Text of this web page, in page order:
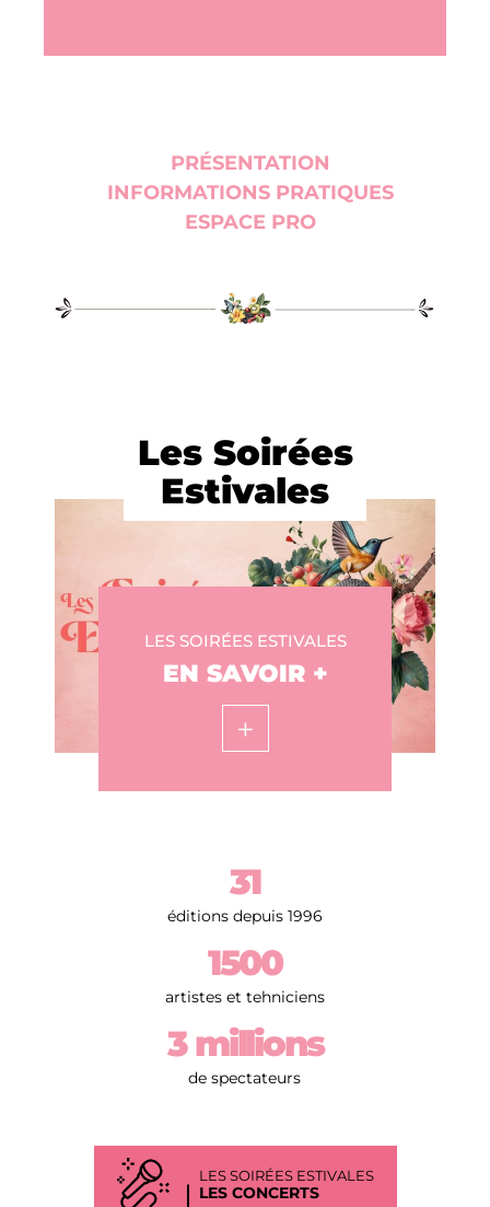
PRÉSENTATION
INFORMATIONS PRATIQUES
ESPACE PRO
Les Soirées
Estivales
LES SOIRÉES ESTIVALES
EN SAVOIR +
LES SOIRÉES ESTIVALES
LES CONCERTS
31
éditions depuis 1996
1500
artistes et tehniciens
3 millions
de spectateurs